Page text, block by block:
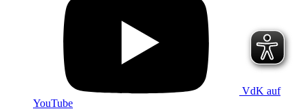
VdK auf
YouTube